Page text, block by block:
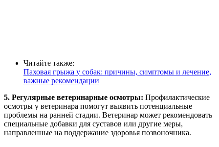
Читайте также:
Паховая грыжа у собак: причины, симптомы и лечение,
важные рекомендации
5. Регулярные ветеринарные осмотры: Профилактические
осмотры у ветеринара помогут выявить потенциальные
проблемы на ранней стадии. Ветеринар может рекомендовать
специальные добавки для суставов или другие меры,
направленные на поддержание здоровья позвоночника.